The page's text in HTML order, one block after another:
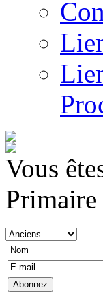
Vous
Primaire